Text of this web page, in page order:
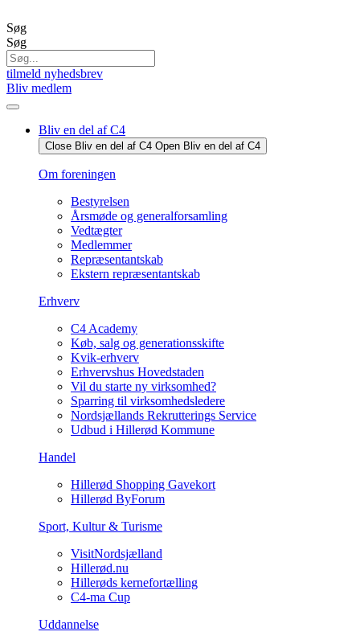
til
indhold
Søg
Søg
tilmeld nyhedsbrev
Bliv medlem
Bliv en del af C4
Close Bliv en del af C4 Open Bliv en del af C4
Om foreningen
Bestyrelsen
Årsmøde og generalforsamling
Vedtægter
Medlemmer
Repræsentantskab
Ekstern repræsentantskab
Erhverv
C4 Academy
Køb, salg og generationsskifte
Kvik-erhverv
Erhvervshus Hovedstaden
Vil du starte ny virksomhed?
Sparring til virksomhedsledere
Nordsjællands Rekrutterings Service
Udbud i Hillerød Kommune
Handel
Hillerød Shopping Gavekort
Hillerød ByForum
Sport, Kultur & Turisme
VisitNordsjælland
Hillerød.nu
Hillerøds kernefortælling
C4-ma Cup
Uddannelse